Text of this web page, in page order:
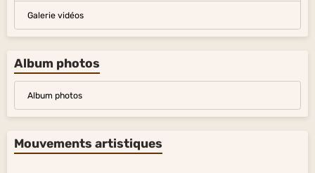
Galerie vidéos
Album photos
Album photos
Mouvements artistiques